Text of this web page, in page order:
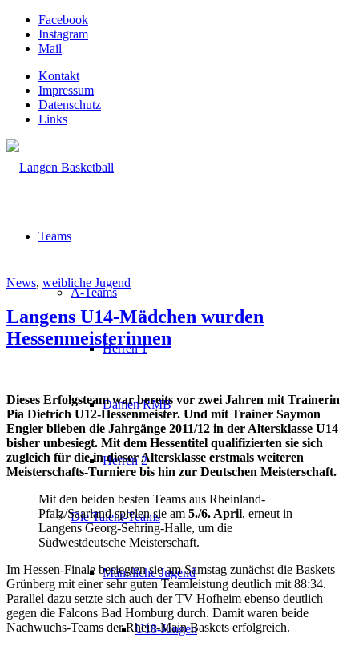
Facebook
Instagram
Mail
Kontakt
Impressum
Datenschutz
Links
Teams
A-Teams
Herren 1
Damen RMB
Herren 2
Die Talent-Teams
Männliche Jugend
U18-Jungen
News, weibliche Jugend
Langens U14-Mädchen wurden
Hessenmeisterinnen
Dieses Erfolgsteam war bereits vor zwei Jahren mit Trainerin
Pia Dietrich U12-Hessenmeister. Und mit Trainer Saymon
Engler blieben die Jahrgänge 2011/12 in der Altersklasse U14
bisher unbesiegt. Mit dem Hessentitel qualifizierten sie sich
zugleich für die in dieser Altersklasse erstmals weiteren
Meisterschafts-Turniere bis hin zur Deutschen Meisterschaft.
Mit den beiden besten Teams aus Rheinland-
Pfalz/Saarland spielen sie am 5./6. April, erneut in
Langens Georg-Sehring-Halle, um die
Südwestdeutsche Meisterschaft.
Im Hessen-Finale besiegten sie am Samstag zunächst die Baskets
Grünberg mit einer sehr guten Teamleistung deutlich mit 88:34.
Parallel dazu setzte sich auch der TV Hofheim ebenso deutlich
gegen die Falcons Bad Homburg durch. Damit waren beide
Nachwuchs-Teams der Rhein-Main Baskets erfolgreich.